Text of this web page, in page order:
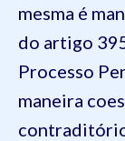
mesma é
do artigo
Processo
maneira
contraditório